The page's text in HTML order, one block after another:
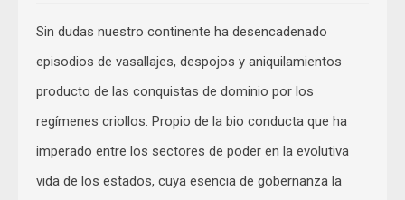
Sin dudas nuestro continente ha desencadenado
episodios de vasallajes, despojos y aniquilamientos
producto de las conquistas de dominio por los
regímenes criollos. Propio de la bio conducta que ha
imperado entre los sectores de poder en la evolutiva
vida de los estados, cuya esencia de gobernanza la